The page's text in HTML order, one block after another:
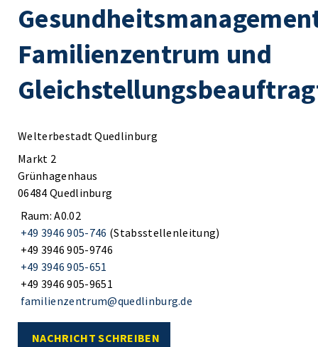
Familienzentrum und
Welterbestadt Quedlinburg
Markt 2
Grünhagenhaus
06484 Quedlinburg
Raum: A0.02
+49 3946 905-746 (Stabsstellenleitung)
+49 3946 905-9746
+49 3946 905-651
+49 3946 905-9651
familienzentrum@quedlinburg.de
NACHRICHT SCHREIBEN